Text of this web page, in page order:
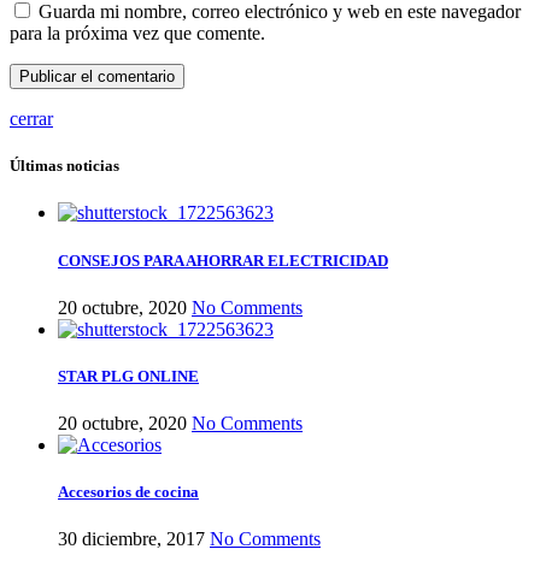
Guarda mi nombre, correo electrónico y web en este navegador
para la próxima vez que comente.
cerrar
Últimas noticias
CONSEJOS PARA AHORRAR ELECTRICIDAD
20 octubre, 2020 No Comments
STAR PLG ONLINE
20 octubre, 2020 No Comments
Accesorios de cocina
30 diciembre, 2017 No Comments